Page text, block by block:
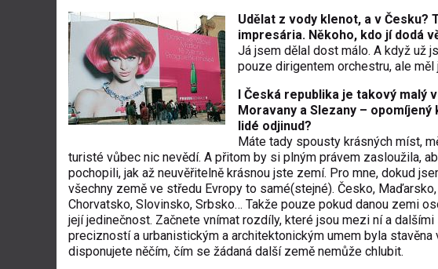
Udělat z vody klenot, a v
impresária. Někoho, kdo jí dodá
Já jsem dělal dost málo. A když už
pouze dirigentem orchestru, ale
I Česká republika je takový malý
Moravany a Slezany –
lidé odjinud?
Máte tady spousty krásných míst,
turisté vůbec nic nevědí. A přitom by si plným právem zasloužila,
pochopili, jak až neuvěřitelně krásnou jste zemí. Pro mne, dokud
všechny země ve středu Evropy to samé(stejné). Česko,
Chorvatsko, Slovinsko, Srbsko… Takže pouze pokud danou zemi
její jedinečnost. Začnete vnímat rozdíly, které jsou mezi ní a
precizností a urbanistickým a architektonickým umem byla
disponujete něčím, čím se žádaná další země nemůže chlubit.